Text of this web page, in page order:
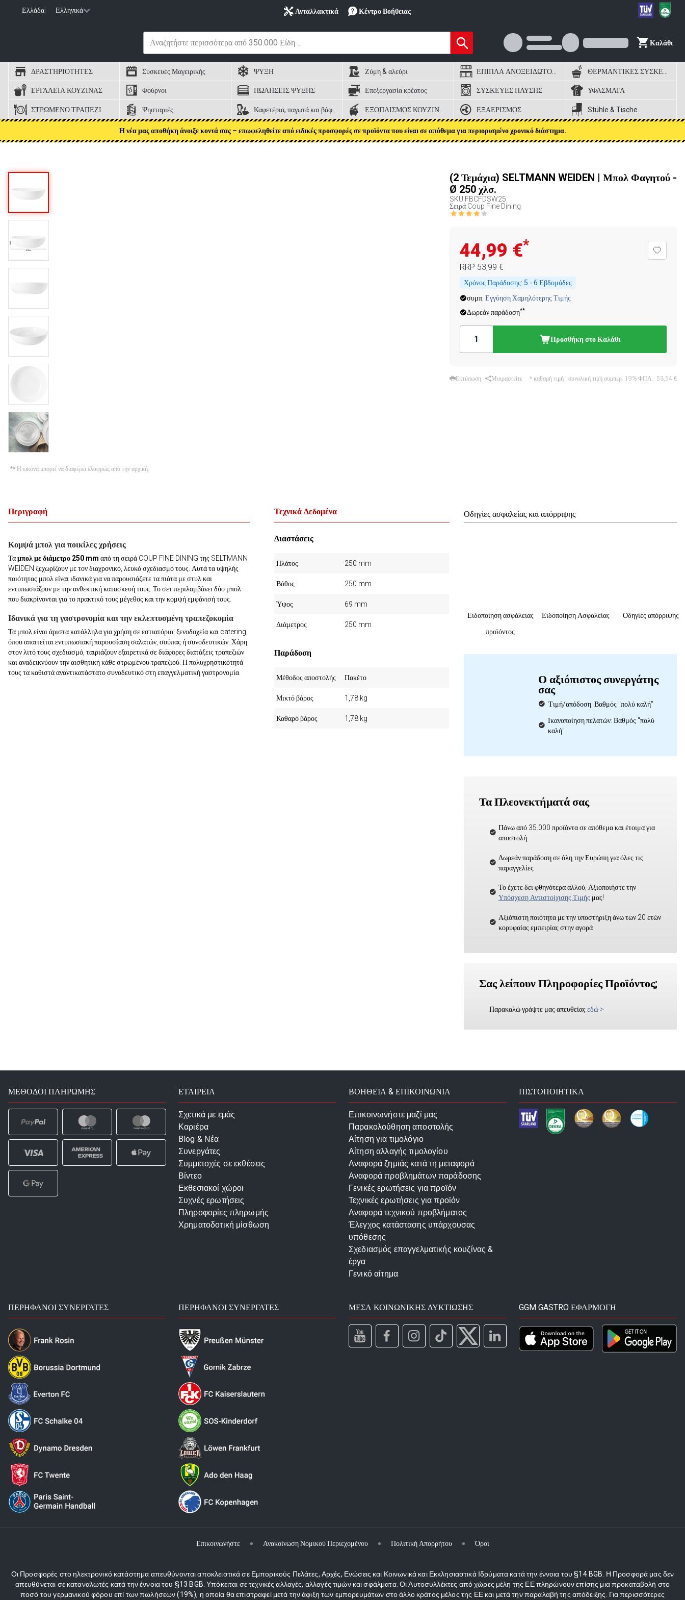
Ελλάδα Ελληνικά Ανταλλακτικά Κέντρο Βοήθειας
Καλάθι
ΔΡΑΣΤΗΡΙΟΤΗΤΕΣ Συσκευές Μαγειρικής ΨΥΞΗ Ζύμη & αλεύρι ΕΠΙΠΛΑ ΑΝΟΞΕΙΔΩΤΟΣ ΧΑΛΥΒΑΣ
ΕΡΓΑΛΕΙΑ ΚΟΥΖΙΝΑΣ Φούρνοι ΠΩΛΗΣΕΙΣ ΨΥΞΗΣ Επεξεργασία κρέατος ΣΥΣΚΕΥΕΣ ΠΛΥΣΗΣ ΥΦΑΣΜΑΤΑ
ΣΤΡΩΜΕΝΟ ΤΡΑΠΕΖΙ Ψησταριές Καφετέρια, παγωτά και βάφλες ΕΞΑΕΡΙΣΜΟΣ Stühle & Tische
Η νέα μας αποθήκη άνοιξε κοντά σας – επωφεληθείτε από ειδικές προσφορές σε προϊόντα που είναι σε απόθεμα για περιορισμένο χρονικό διάστημα.
** Η εικόνα μπορεί να διαφέρει ελαφρώς από την αρχική.
(2 Τεμάχια) SELTMANN WEIDEN | Μπολ Φαγητού -
Ø 250 χλσ.
SKU FBCFDSW25
Σειρά Coup Fine Dining
44,99 €*
RRP 53,99 €
Χρόνος Παράδοσης: 5 - 6 Εβδομάδες
συμπ. Εγγύηση Χαμηλότερης Τιμής
Δωρεάν παράδοση**
Προσθήκη στο Καλάθι
Εκτύπωση Μοιραστείτε * καθαρή τιμή | συνολική τιμή συμπερ. 19% ΦΠΑ.: 53,54 €
Περιγραφή
Κομψά μπολ για ποικίλες χρήσεις
Ταμπολ με διάμετρο 250 mm από τη σειρά COUP FINE DINING της SELTMANN
WEIDEN ξεχωρίζουν με τον διαχρονικό, λευκό σχεδιασμό τους. Αυτά τα υψηλής
ποιότητας μπολ είναι ιδανικά για να παρουσιάζετε τα πιάτα με στυλ και
εντυπωσιάζουν με την ανθεκτική κατασκευή τους. Το σετ περιλαμβάνει δύο μπολ
που διακρίνονται για το πρακτικό τους μέγεθος και την κομψή εμφάνισή τους.
Ιδανικά για τη γαστρονομία και την εκλεπτυσμένη τραπεζοκομία
Τα μπολ είναι άριστα κατάλληλα για χρήση σε εστιατόρια, ξενοδοχεία και catering,
όπου απαιτείται εντυπωσιακή παρουσίαση σαλατών, σούπας ή συνοδευτικών. Χάρη
στον λιτό τους σχεδιασμό, ταιριάζουν εξαιρετικά σε διάφορες διατάξεις τραπεζιών
και αναδεικνύουν την αισθητική κάθε στρωμένου τραπεζιού. Η πολυχρηστικότητά
τους τα καθιστά αναντικατάστατο συνοδευτικό στη επαγγελματική γαστρονομία.
Τεχνικά Δεδομένα
Διαστάσεις
Πλάτος 250 mm
Βάθος 250 mm
Ύψος 69 mm
Διάμετρος 250 mm
Παράδοση
Μέθοδος αποστολής Πακέτο
Μικτό βάρος 1,78 kg
Καθαρό βάρος 1,78 kg
Οδηγίες ασφαλείας και απόρριψης
Ειδοποίηση ασφάλειας
προϊόντος
Ειδοποίηση Ασφαλείας Οδηγίες απόρριψης
Ο αξιόπιστος συνεργάτης
σας
Τιμή/απόδοση: Βαθμός "πολύ καλή"
Ικανοποίηση πελατών: Βαθμός "πολύ
καλή"
Τα Πλεονεκτήματά σας
Πάνω από 35.000 προϊόντα σε απόθεμα και έτοιμα για
αποστολή
Δωρεάν παράδοση σε όλη την Ευρώπη για όλες τις
παραγγελίες
Το έχετε δει φθηνότερα αλλού; Αξιοποιήστε την
Υπόσχεση Αντιστοίχισης Τιμής μας!
Αξιόπιστη ποιότητα με την υποστήριξη άνω των 20 ετών
κορυφαίας εμπειρίας στην αγορά
Σας λείπουν Πληροφορίες Προϊόντος;
Παρακαλώ γράψτε μας απευθείας εδώ >
ΜΈΘΟΔΟΙ ΠΛΗΡΩΜΉΣ ΕΤΑΙΡΕΙΑ
Σχετικά με εμάς
Καριέρα
Blog & Νέα
Συνεργάτες
Συμμετοχές σε εκθέσεις
Βίντεο
Εκθεσιακοί χώροι
Συχνές ερωτήσεις
Πληροφορίες πληρωμής
Χρηματοδοτική μίσθωση
ΒΟΗΘΕΙΑ & ΕΠΙΚΟΙΝΩΝΙΑ
Επικοινωνήστε μαζί μας
Παρακολούθηση αποστολής
Αίτηση για τιμολόγιο
Αίτηση αλλαγής τιμολογίου
Αναφορά ζημιάς κατά τη μεταφορά
Αναφορά προβλημάτων παράδοσης
Γενικές ερωτήσεις για προϊόν
Τεχνικές ερωτήσεις για προϊόν
Αναφορά τεχνικού προβλήματος
Έλεγχος κατάστασης υπάρχουσας
υπόθεσης
Σχεδιασμός επαγγελματικής κουζίνας &
έργα
Γενικό αίτημα
ΠΙΣΤΟΠΟΙΗΤΙΚΆ
ΠΕΡΉΦΑΝΟΙ ΣΥΝΕΡΓΆΤΕΣ ΠΕΡΉΦΑΝΟΙ ΣΥΝΕΡΓΆΤΕΣ ΜΈΣΑ ΚΟΙΝΩΝΙΚΉΣ ΔΥΚΤΊΩΣΗΣ GGM GASTRO ΕΦΑΡΜΟΓΉ
Επικοινωνήστε Ανακοίνωση Νομικού Περιεχομένου Πολιτική Απορρήτου Όροι
Οι Προσφορές στο ηλεκτρονικό κατάστημα απευθύνονται αποκλειστικά σε Εμπορικούς Πελάτες, Αρχές, Ενώσεις και Κοινωνικά και Εκκλησιαστικά Ιδρύματα κατά την έννοια του §14 BGB. Η Προσφορά μας δεν
απευθύνεται σε καταναλωτές κατά την έννοια του §13 BGB. Υπόκειται σε τεχνικές αλλαγές, αλλαγές τιμών και σφάλματα. Οι Αυτοσυλλέκτες από χώρες μέλη της ΕΕ πληρώνουν επίσης μια προκαταβολή στο
ποσό του γερμανικού φόρου επί των πωλήσεων (19%), η οποία θα επιστραφεί μετά την άφιξη των εμπορευμάτων στο άλλο κράτος μέλος της ΕΕ και μετά την παραλαβή της απόδειξης. Για περισσότερες